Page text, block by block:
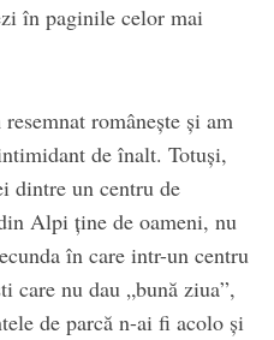
în paginile celor mai
românește și am
de înalt. Totuși,
dintre un centru de
Alpi ține de oameni, nu
în care intr-un centru
nu dau „bună ziua”,
de parcă n-ai fi acolo și